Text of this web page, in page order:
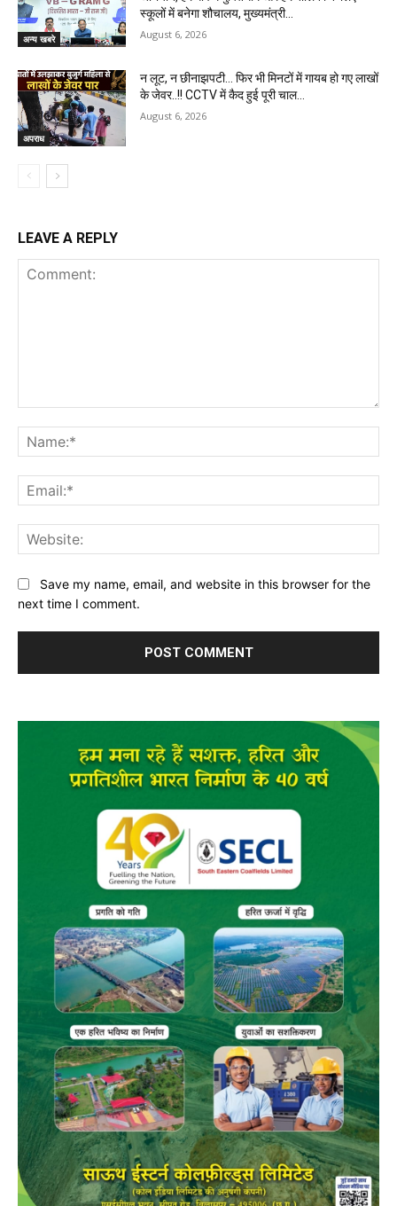
अन्य खबरे
स्कूलों में बनेगा शौचालय, मुख्यमंत्री...
August 6, 2026
अपराध
न लूट, न छीनाझपटी… फिर भी मिनटों में गायब हो गए लाखों
के जेवर..!! CCTV में कैद हुई पूरी चाल…
August 6, 2026
LEAVE A REPLY
Save my name, email, and website in this browser for the
next time I comment.